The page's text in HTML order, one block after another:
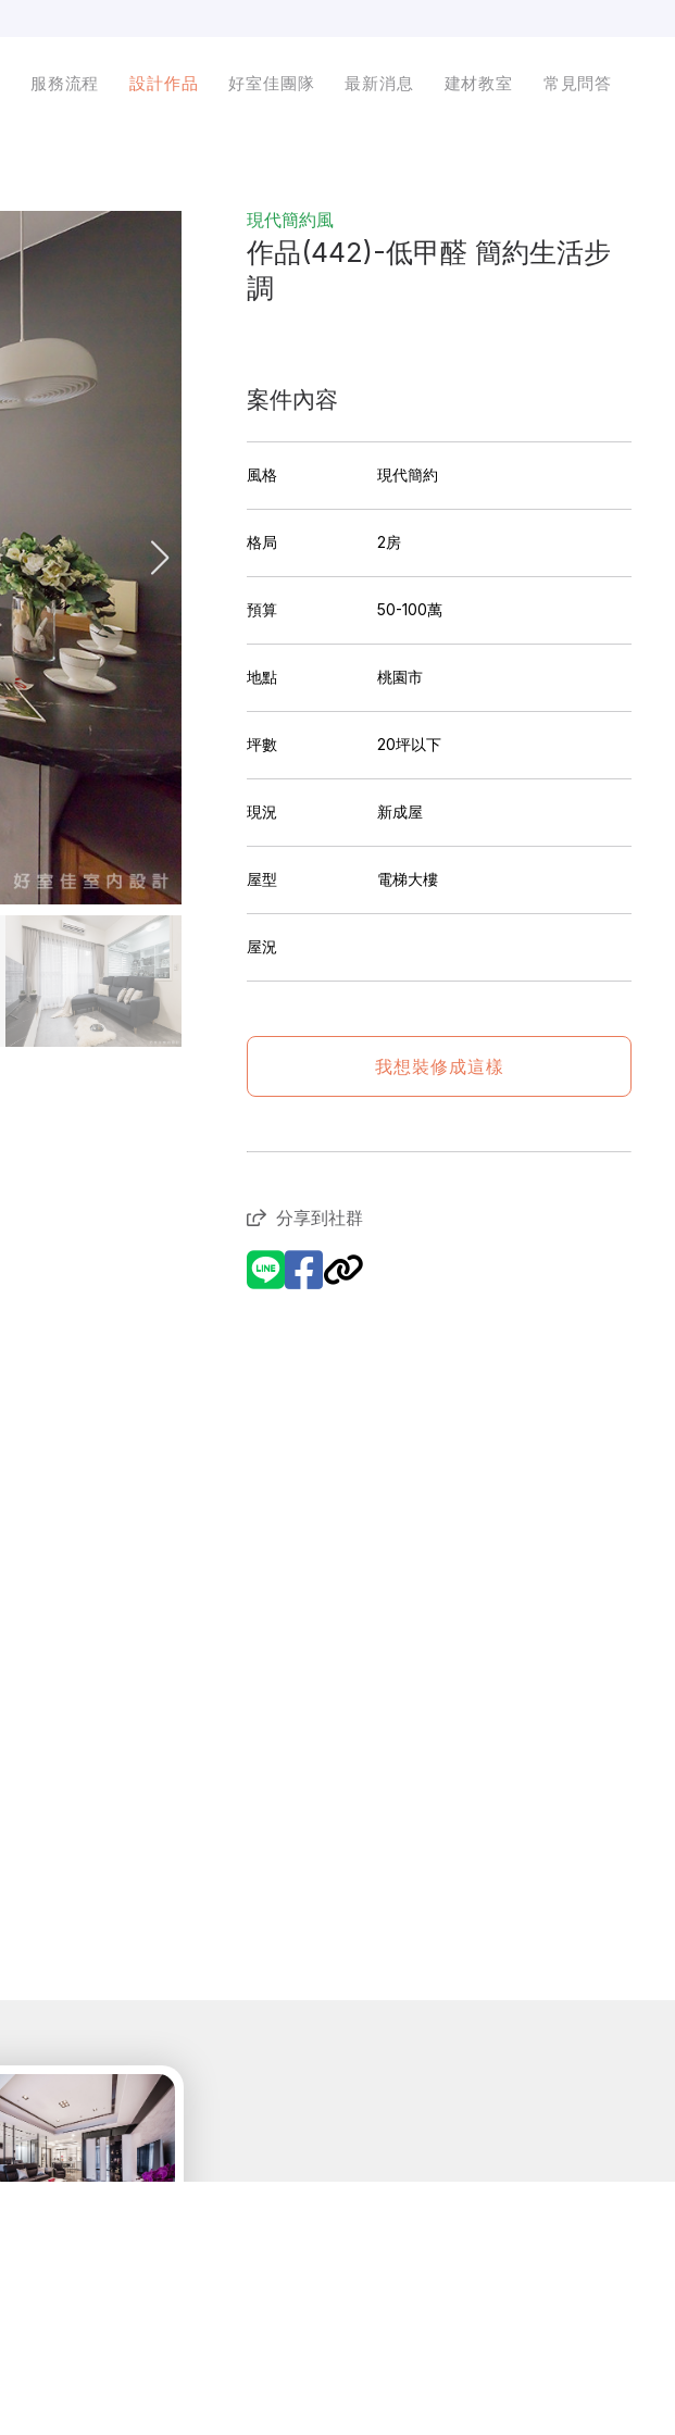
服務流程 設計作品 好室佳團隊 最新消息 建材教室 常見問答
現代簡約風
作品(442)-低甲醛 簡約生活步
調
案件內容
風格 現代簡約
格局 2房
預算 50-100萬
地點 桃園市
坪數 20坪以下
現況 新成屋
屋型 電梯大樓
屋況
我想裝修成這樣
分享到社群